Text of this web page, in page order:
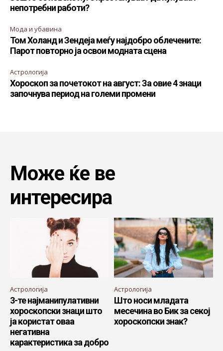
непотребни работи?
Мода и убавина
Том Холанд и Зендеја меѓу најдобро облечените:
Парот повторно ја освои модната сцена
Астрологија
Хороскоп за почетокот на август: За овие 4 знаци
започнува период на големи промени
Може ќе ве
интересира
Астрологија
3-те најманипулативни
хороскопски знаци што
ја користат оваа
негативна
карактеристика за добро
Астрологија
Што носи младата
месечина во Бик за секој
хороскопски знак?